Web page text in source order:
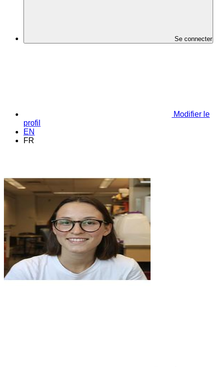
Se connecter
Modifier le
profil
EN
FR